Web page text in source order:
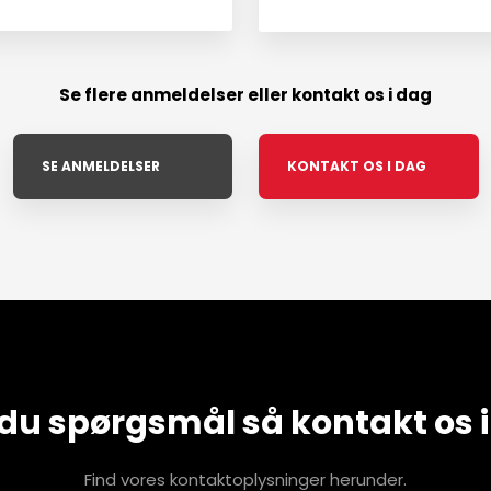
Se flere anmeldelser eller kontakt os i dag
SE ANMELDELSER KONTAKT OS I DAG
spørgsmål så kontakt os
Find vores kontaktoplysninger herunder.